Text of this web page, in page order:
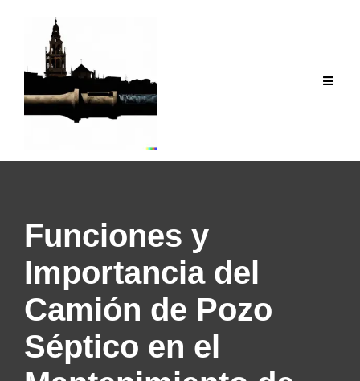
contenido
Funciones y
Importancia del
Camión de Pozo
Séptico en el